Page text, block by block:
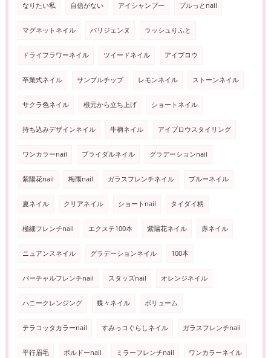
なりたい私 自信がない アイシャンプー プルっとnail
マグネットネイル パリジェンヌ ラッシュりふと
ドライフラワーネイル ツイードネイル アイブロウ
卒業式ネイル サンプルチップ レモンネイル ストーンネイル
サクラ色ネイル 根元から立ち上げ ショートネイル
持ち込みデザインネイル 牛柄ネイル アイブロウスタイリング
ワンカラーnail ブライダルネイル グラデーションnail
紫陽花nail 梅雨nail ガラスフレンチネイル ブルーネイル
夏ネイル クリアネイル ショートnail タイダイ柄
極細フレンチnail エクステ100本 紫陽花ネイル 赤ネイル
ニュアンスネイル グラデーションネイル 100本
バーチャルフレンチnail スタッズnail オレンジネイル
ハニークレンジング 蝶々ネイル ボリューム
テラコッタカラーnail すみっコぐらしネイル ガラスフレンチnail
平行眉毛 ボルドーnail ミラーフレンチnail ワンカラーネイル